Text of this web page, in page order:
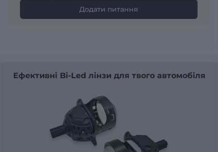
Додати питання
Ефективні Bi-Led лінзи для твого автомобіля